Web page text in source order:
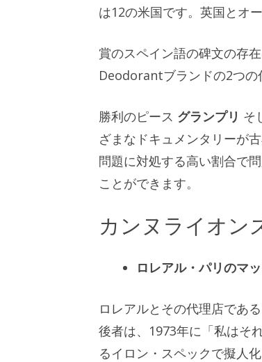
は12の米国です。英国とオ
賞のスペイン語の碑文の存
Deodorantブランドの2つの
勝利のピース グランプリ そ
ざまなドキュメンタリーが
問題に対処する高い割合で
ことができます。
カンヌライオン
ロレアル・パリのマ
ロレアルとその代理店であ
後者は、1973年に「私はそ
るイロン・スペックで擬人